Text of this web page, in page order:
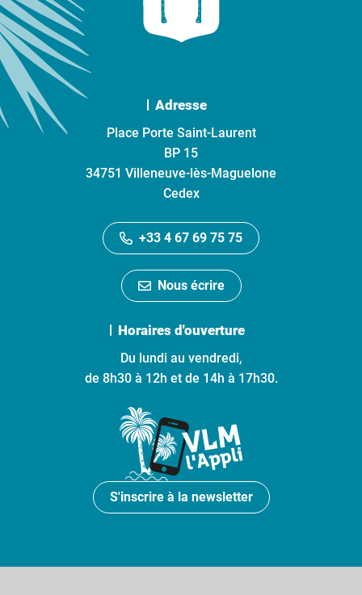
Adresse
Place Porte Saint-Laurent
BP 15
34751 Villeneuve-lès-Maguelone
Cedex
+33 4 67 69 75 75
Nous écrire
Horaires d'ouverture
Du lundi au vendredi,
de 8h30 à 12h et de 14h à 17h30.
S'inscrire à la newsletter